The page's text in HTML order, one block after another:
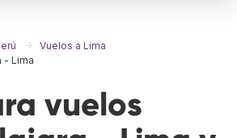
Vuelos a Lima
- Lima
vuelos